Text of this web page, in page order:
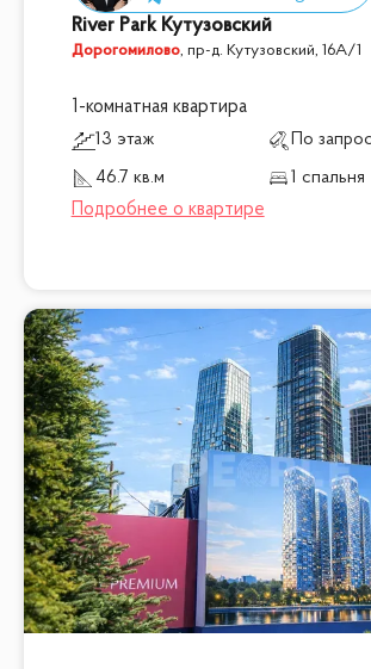
River Park Кутузовский
Дорогомилово, пр-д. Кутузовский, 16А/1
1-комнатная квартира
13 этаж
По
46.7 кв.м
1 спальня